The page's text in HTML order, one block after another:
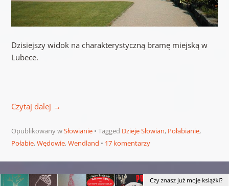
Dzisiejszy widok na charakterystyczną bramę miejską w
Lubece.
Czytaj dalej →
Opublikowany wSłowianie Tagged Dzieje Słowian, Połabianie,
Połabie,Wędowie,Wendland 17 komentarzy